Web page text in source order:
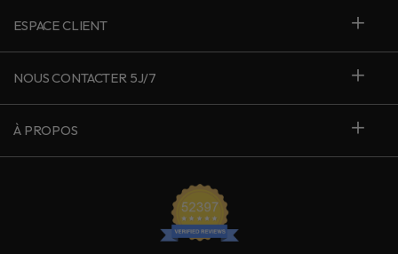
ESPACE CLIENT
NOUS CONTACTER 5J/7
À PROPOS